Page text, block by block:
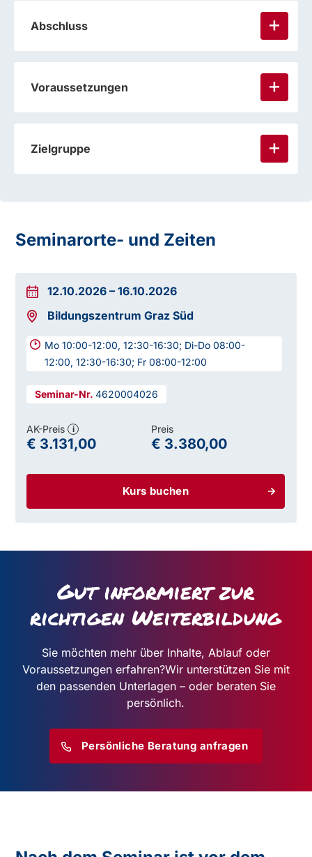
Abschluss
Voraussetzungen
Zielgruppe
Seminarorte- und Zeiten
12.10.2026 –16.10.2026
Bildungszentrum Graz Süd
Mo 10:00-12:00, 12:30-16:30; Di-Do 08:00-
12:00, 12:30-16:30; Fr 08:00-12:00
4620004026
Kurs buchen
AK-Preis i
€ 3.131,00
Preis
€ 3.380,00
Gut informiert zur
richtigen Weiterbildung
Sie möchten mehr über Inhalte, Ablauf oder
Voraussetzungen erfahren?Wir unterstützen Sie mit
den passenden Unterlagen – oder beraten Sie
persönlich.
Persönliche Beratung anfragen